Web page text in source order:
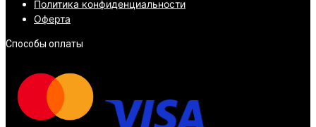
Политика конфиденциальности
Оферта
Способы оплаты